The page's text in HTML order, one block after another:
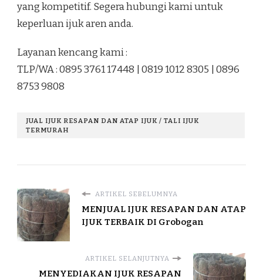
yang kompetitif. Segera hubungi kami untuk
keperluan ijuk aren anda.
Layanan kencang kami :
TLP/WA : 0895 3761 17448 | 0819 1012 8305 | 0896
8753 9808
JUAL IJUK RESAPAN DAN ATAP IJUK / TALI IJUK
TERMURAH
ARTIKEL SEBELUMNYA
MENJUAL IJUK RESAPAN DAN ATAP
IJUK TERBAIK DI Grobogan
ARTIKEL SELANJUTNYA
MENYEDIAKAN IJUK RESAPAN